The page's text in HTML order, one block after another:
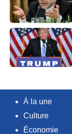
À la une
Culture
Économie